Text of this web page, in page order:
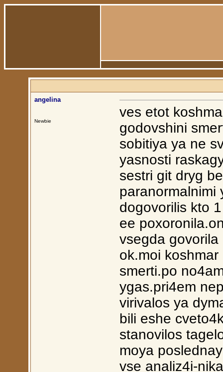
angelina
Newbie
ves etot
godovshini
sobitiya ya ne
yasnosti
sestri git dryg
paranormalnimi
dogovorilis kto
ee
vsegda
ok.moi
smerti.po
ygas.pri4em
virivalos ya
bili eshe
stanovilos
moya
vse analiz4i-